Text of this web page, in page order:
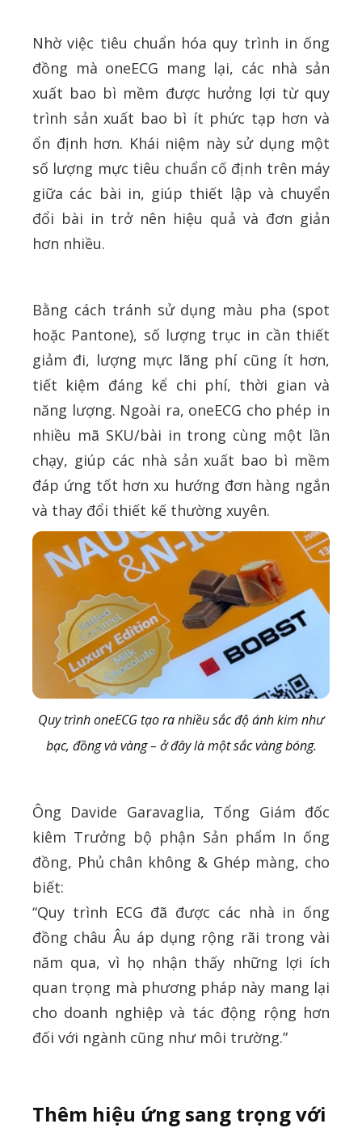
Nhờ việc tiêu chuẩn hóa quy trình in ống
đồng mà oneECG mang lại, các nhà sản
xuất bao bì mềm được hưởng lợi từ quy
trình sản xuất bao bì ít phức tạp hơn và
ổn định hơn. Khái niệm này sử dụng một
số lượng mực tiêu chuẩn cố định trên máy
giữa các bài in, giúp thiết lập và chuyển
đổi bài in trở nên hiệu quả và đơn giản
hơn nhiều.
Bằng cách tránh sử dụng màu pha (spot
hoặc Pantone), số lượng trục in cần thiết
giảm đi, lượng mực lãng phí cũng ít hơn,
tiết kiệm đáng kể chi phí, thời gian và
năng lượng. Ngoài ra, oneECG cho phép in
nhiều mã SKU/bài in trong cùng một lần
chạy, giúp các nhà sản xuất bao bì mềm
đáp ứng tốt hơn xu hướng đơn hàng ngắn
và thay đổi thiết kế thường xuyên.
Quy trình oneECG tạo ra nhiều sắc độ ánh kim như
bạc, đồng và vàng – ở đây là một sắc vàng bóng.
Ông Davide Garavaglia, Tổng Giám đốc
kiêm Trưởng bộ phận Sản phẩm In ống
đồng, Phủ chân không & Ghép màng, cho
biết:
“Quy trình ECG đã được các nhà in ống
đồng châu Âu áp dụng rộng rãi trong vài
năm qua, vì họ nhận thấy những lợi ích
quan trọng mà phương pháp này mang lại
cho doanh nghiệp và tác động rộng hơn
đối với ngành cũng như môi trường.”
Thêm hiệu ứng sang trọng với